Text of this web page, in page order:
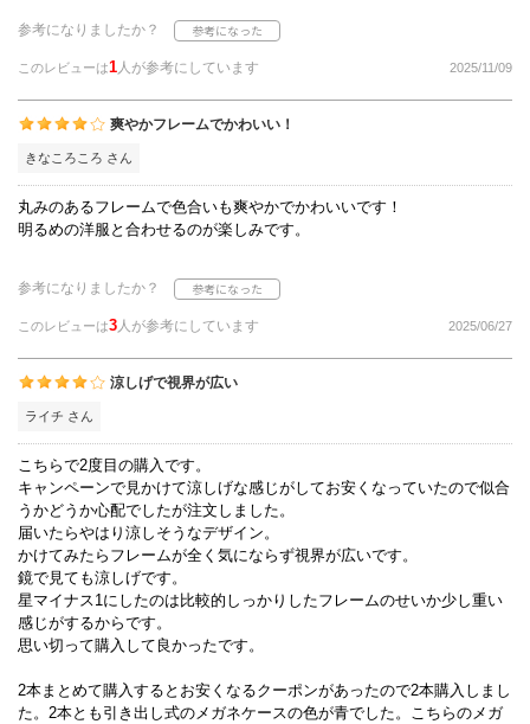
参考になりましたか？
このレビューは1人が参考にしています 2025/11/09
爽やかフレームでかわいい！
きなころころ さん
丸みのあるフレームで色合いも爽やかでかわいいです！
明るめの洋服と合わせるのが楽しみです。
参考になりましたか？
このレビューは3人が参考にしています 2025/06/27
涼しげで視界が広い
ライチ さん
こちらで2度目の購入です。
キャンペーンで見かけて涼しげな感じがしてお安くなっていたので似合
うかどうか心配でしたが注文しました。
届いたらやはり涼しそうなデザイン。
かけてみたらフレームが全く気にならず視界が広いです。
鏡で見ても涼しげです。
星マイナス1にしたのは比較的しっかりしたフレームのせいか少し重い
感じがするからです。
思い切って購入して良かったです。
2本まとめて購入するとお安くなるクーポンがあったので2本購入しまし
た。2本とも引き出し式のメガネケースの色が青でした。こちらのメガ